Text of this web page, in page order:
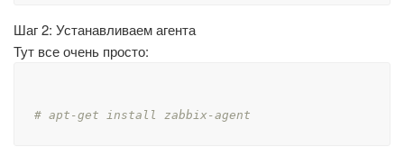
Шаг 2: Устанавливаем агента
Тут все очень просто:
# apt-get install zabbix-agent